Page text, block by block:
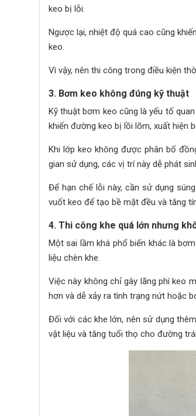
keo bị lỗi.
Ngược lại, nhiệt độ quá cao cũng
keo.
Vì vậy, nên thi công trong điều kiện
3. Bơm keo không đúng kỹ thuật
Kỹ thuật bơm keo cũng là yếu tố
khiến đường keo bị lồi lõm, xuất hiện
Khi lớp keo không được phân bố
gian sử dụng, các vị trí này dễ phát
Để hạn chế lỗi này, cần sử dụng
vuốt keo để tạo bề mặt đều và tăng
4. Thi công khe quá lớn nhưng
Một sai lầm khá phổ biến khác là
liệu chèn khe.
Việc này không chỉ gây lãng phí keo
hơn và dễ xảy ra tình trạng nứt hoặc
Đối với các khe lớn, nên sử dụng
vật liệu và tăng tuổi thọ cho đường